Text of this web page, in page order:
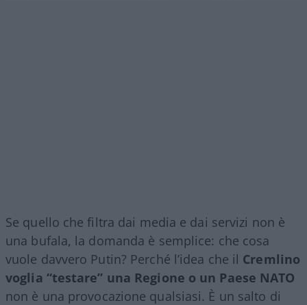
Se quello che filtra dai media e dai servizi non è
una bufala, la domanda è semplice: che cosa
vuole davvero Putin? Perché l’idea che il Cremlino
voglia “testare” una Regione o un Paese NATO
non è una provocazione qualsiasi. È un salto di